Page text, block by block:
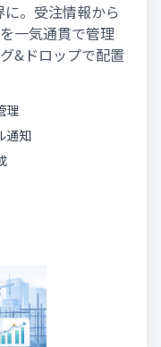
。受注情報から
一気通貫で管理
&ドロップで配置
理
通知